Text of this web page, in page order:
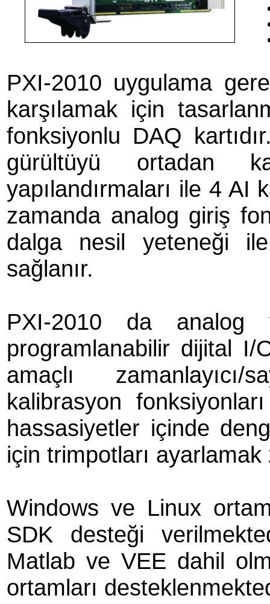
PXI-2010 uygulama
karşılamak için
fonksiyonlu DAQ
gürültüyü ortadan
yapılandırmaları ile 4 AI
zamanda analog giriş
dalga nesil yeteneği
sağlanır.
PXI-2010 da analog
programlanabilir dijital
amaçlı
kalibrasyon
hassasiyetler içinde
için trimpotları
Windows ve Linux
SDK desteği
Matlab ve VEE dahil
ortamları